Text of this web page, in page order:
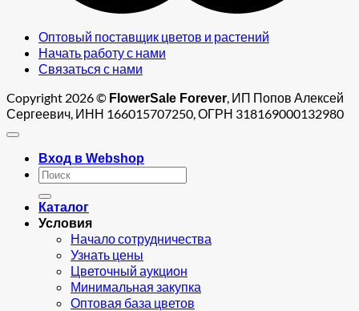
Оптовый поставщик цветов и растений
Начать работу с нами
Связаться с нами
Copyright 2026 © FlowerSale Forever , ИП Попов Алексей
Сергеевич, ИНН 166015707250, ОГРН 318169000132980
Вход в Webshop
Искать:
Каталог
Условия
Начало сотрудничества
Узнать цены
Цветочный аукцион
Минимальная закупка
Оптовая база цветов